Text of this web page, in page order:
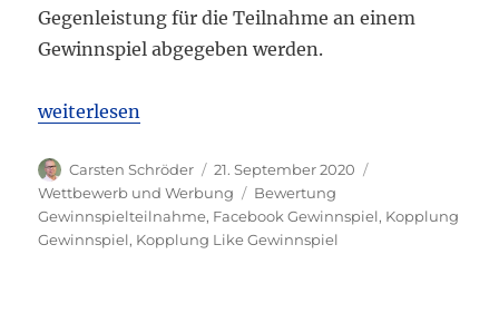
Gegenleistung für die Teilnahme an einem
Gewinnspiel abgegeben werden.
„OLG Frankfurt: Werbung mit Facebook-
weiterlesen
Autor
Carsten Schröder
Veröffentlicht
am
21. September 2020
Wettbewerb und Werbung
Schlagwörter
Bewertung
Gewinnspielteilnahme, Facebook Gewinnspiel, Kopplung
Gewinnspiel, Kopplung Like Gewinnspiel